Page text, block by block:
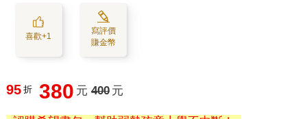
喜歡+1
寫評價
賺金幣
95 折 380 元 400 元